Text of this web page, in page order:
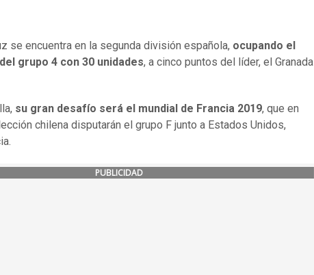
se encuentra en la segunda división española, ocupando el
grupo 4 con 30 unidades, a cinco puntos del líder, el Granada
su gran desafío será el mundial de Francia 2019, que en
chilena disputarán el grupo F junto a Estados Unidos,
PUBLICIDAD